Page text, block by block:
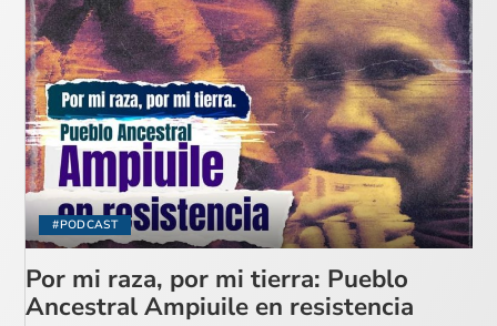
#PODCAST
Por mi raza, por mi tierra: Pueblo
Ancestral Ampiuile en resistencia